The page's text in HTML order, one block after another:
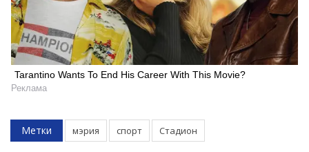
Tarantino Wants To End His Career With This Movie?
Реклама
Метки мэрия спорт Стадион